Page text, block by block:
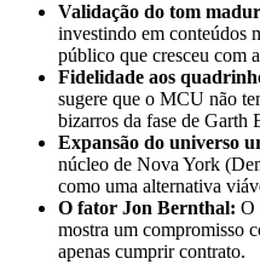
Validação do tom
investindo em conteúdos
público que cresceu com
Fidelidade aos
sugere que o MCU não
bizarros da fase de Garth
Expansão do universo
núcleo de Nova York
como uma alternativa
O fator Jon Bernthal: O
mostra um compromisso
apenas cumprir contrato.